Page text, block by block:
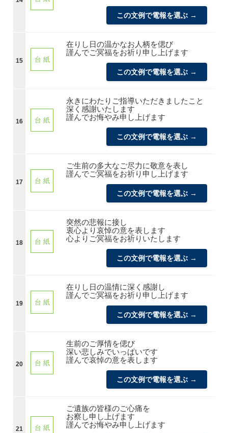
この文例で電報を選ぶ →
15 台 紙
在りし日の温かなお人柄を偲び
謹んでご冥福をお祈り申し上げます
この文例で電報を選ぶ →
16 台 紙
永きにわたりご指導いただきましたこと
深く感謝いたします
謹んでお悔やみ申し上げます
この文例で電報を選ぶ →
17 台 紙
ご生前の多大なご尽力に敬意を表し
謹んでご冥福をお祈り申し上げます
この文例で電報を選ぶ →
18 台 紙
突然の悲報に接し
衷心より哀悼の意を表します
心よりご冥福をお祈りいたします
この文例で電報を選ぶ →
19 台 紙
在りし日の温情に深く感謝し
謹んでご冥福をお祈り申し上げます
この文例で電報を選ぶ →
20 台 紙
生前のご厚情を偲び
深い悲しみでいっぱいです
謹んで哀悼の意を表します
この文例で電報を選ぶ →
21 台 紙
ご遺族の皆様のご心痛を
お察し申し上げます
謹んでお悔やみ申し上げます